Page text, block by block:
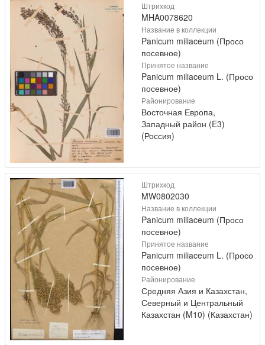
Штрихкод
MHA0078620
Название в коллекции
Panicum miliaceum (Просо
посевное)
Принятое название
Panicum miliaceum L. (Просо
посевное)
Районирование
Восточная Европа,
Западный район (E3)
(Россия)
Штрихкод
MW0802030
Название в коллекции
Panicum miliaceum (Просо
посевное)
Принятое название
Panicum miliaceum L. (Просо
посевное)
Районирование
Средняя Азия и Казахстан,
Северный и Центральный
Казахстан (M10) (Казахстан)